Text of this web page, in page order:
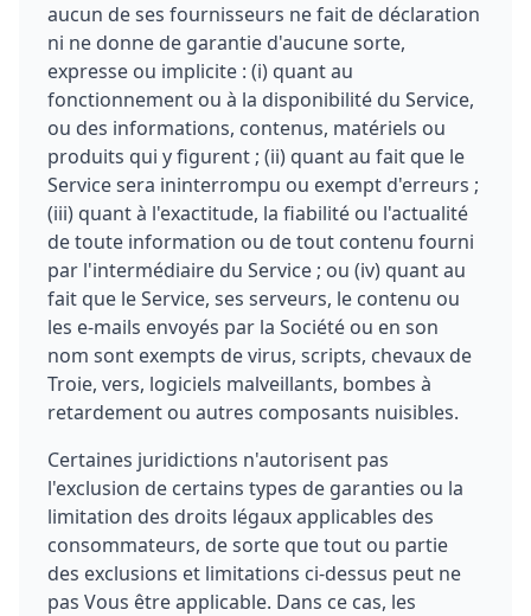
aucun de ses fournisseurs ne fait de déclaration
ni ne donne de garantie d'aucune sorte,
expresse ou implicite : (i) quant au
fonctionnement ou à la disponibilité du Service,
ou des informations, contenus, matériels ou
produits qui y figurent ; (ii) quant au fait que le
Service sera ininterrompu ou exempt d'erreurs ;
(iii) quant à l'exactitude, la fiabilité ou l'actualité
de toute information ou de tout contenu fourni
par l'intermédiaire du Service ; ou (iv) quant au
fait que le Service, ses serveurs, le contenu ou
les e-mails envoyés par la Société ou en son
nom sont exempts de virus, scripts, chevaux de
Troie, vers, logiciels malveillants, bombes à
retardement ou autres composants nuisibles.
Certaines juridictions n'autorisent pas
l'exclusion de certains types de garanties ou la
limitation des droits légaux applicables des
consommateurs, de sorte que tout ou partie
des exclusions et limitations ci-dessus peut ne
pas Vous être applicable. Dans ce cas, les